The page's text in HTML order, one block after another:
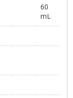
60
mL